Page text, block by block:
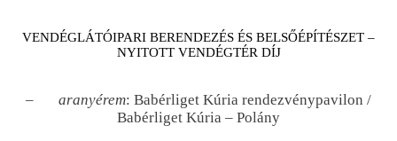
VENDÉGLÁTÓIPARI BERENDEZÉS ÉS BELSŐÉPÍTÉSZET –
NYITOTT VENDÉGTÉR DÍJ
– aranyérem: Babérliget Kúria rendezvénypavilon /
Babérliget Kúria – Polány